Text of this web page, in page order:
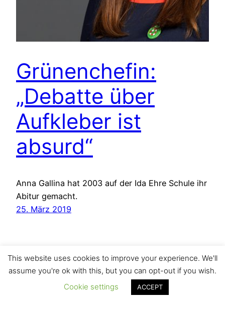
Grünenchefin:
„Debatte über
Aufkleber ist
absurd“
Anna Gallina hat 2003 auf der Ida Ehre Schule ihr
Abitur gemacht.
25. März 2019
This website uses cookies to improve your experience. We'll
assume you're ok with this, but you can opt-out if you wish.
Cookie settings
ACCEPT